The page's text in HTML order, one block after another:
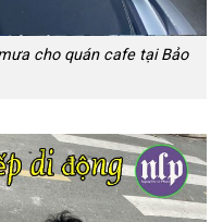
cho quán cafe tại Bảo